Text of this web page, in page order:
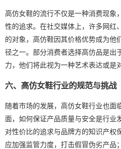
高仿女鞋的流行不仅是一种消费现象
性的追求。在社交媒体上，许多网红
的对象，高仿鞋因其价格优势成为他
径之一。部分消费者选择高仿品是出
力，他们将此视为一种艺术表达或是
六、高仿女鞋行业的规范与挑战
随着市场的发展，高仿女鞋行业也面
面，如何保证产品质量与安全是行业
对性价比的追求与品牌方的知识产权
应加强监管力度，打击假冒伪劣产品